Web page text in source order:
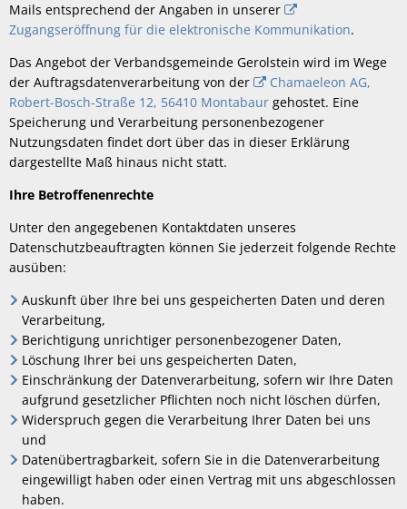
Mails entsprechend der Angaben in unserer
Zugangseröffnung für die elektronische Kommunikation.
Das Angebot der Verbandsgemeinde Gerolstein wird im Wege
der Auftragsdatenverarbeitung von der
Chamaeleon AG,
Robert-Bosch-Straße 12, 56410 Montabaur gehostet. Eine
Speicherung und Verarbeitung personenbezogener
Nutzungsdaten findet dort über das in dieser Erklärung
dargestellte Maß hinaus nicht statt.
Ihre Betroffenenrechte
Unter den angegebenen Kontaktdaten unseres
Datenschutzbeauftragten können Sie jederzeit folgende Rechte
ausüben:
Auskunft über Ihre bei uns gespeicherten Daten und deren
Verarbeitung,
Berichtigung unrichtiger personenbezogener Daten,
Löschung Ihrer bei uns gespeicherten Daten,
Einschränkung der Datenverarbeitung, sofern wir Ihre Daten
aufgrund gesetzlicher Pflichten noch nicht löschen dürfen,
Widerspruch gegen die Verarbeitung Ihrer Daten bei uns
und
Datenübertragbarkeit, sofern Sie in die Datenverarbeitung
eingewilligt haben oder einen Vertrag mit uns abgeschlossen
haben.